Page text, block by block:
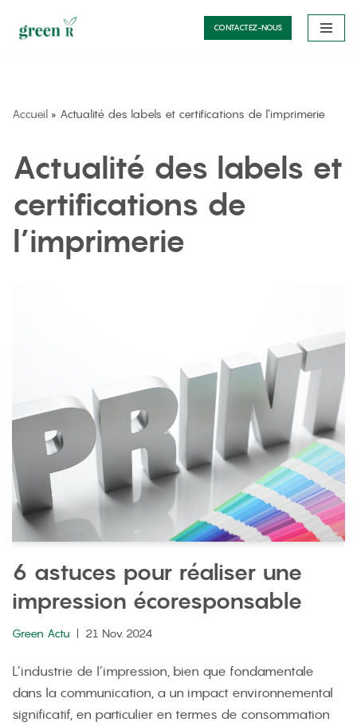
Aller
CONTACTEZ-NOUS
Accueil » Actualité des labels et certifications de l’imprimerie
Actualité des labels et
certifications de
l’imprimerie
6 astuces pour réaliser une
impression écoresponsable
Green Actu 21 Nov. 2024
L’industrie de l’impression, bien que fondamentale
dans la communication, a un impact environnemental
significatif, en particulier en termes de consommation